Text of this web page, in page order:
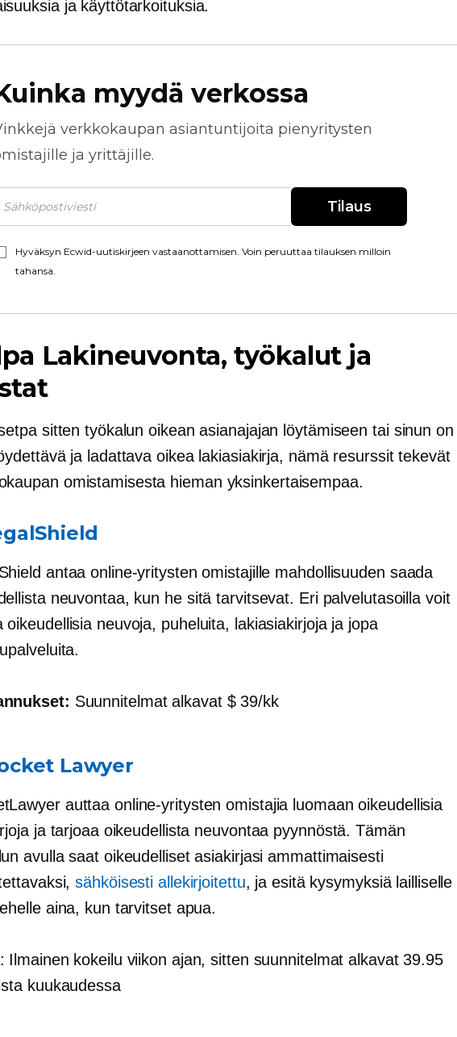
ja käyttötarkoituksia.
myydä verkossa
verkkokaupan asiantuntijoita pienyritysten
ja yrittäjille.
Tilaus
Hyväksyn Ecwid-uutiskirjeen vastaanottamisen. Voin peruuttaa tilauksen milloin
tahansa.
Lakineuvonta, työkalut ja
sitten työkalun oikean asianajajan löytämiseen tai sinun on
ja ladattava oikea lakiasiakirja, nämä resurssit tekevät
omistamisesta hieman yksinkertaisempaa.
antaa online-yritysten omistajille mahdollisuuden saada
neuvontaa, kun he sitä tarvitsevat. Eri palvelutasoilla voit
oikeudellisia neuvoja, puheluita, lakiasiakirjoja ja jopa
Suunnitelmat alkavat $ 39/kk
Lawyer
auttaa online-yritysten omistajia luomaan oikeudellisia
ja tarjoaa oikeudellista neuvontaa pyynnöstä. Tämän
avulla saat oikeudelliset asiakirjasi ammattimaisesti
sähköisesti allekirjoitettu, ja esitä kysymyksiä lailliselle
aina, kun tarvitset apua.
: Ilmainen kokeilu viikon ajan, sitten suunnitelmat alkavat 39.95
kuukaudessa